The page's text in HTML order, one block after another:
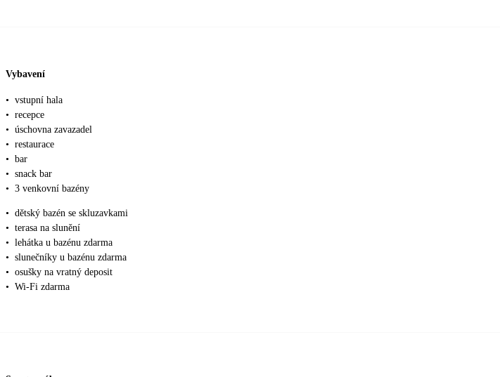
Vybavení
• vstupní hala
• recepce
• úschovna zavazadel
• restaurace
• bar
• snack bar
• 3 venkovní bazény
• dětský bazén se skluzavkami
• terasa na slunění
• lehátka u bazénu zdarma
• slunečníky u bazénu zdarma
• osušky na vratný deposit
• Wi-Fi zdarma